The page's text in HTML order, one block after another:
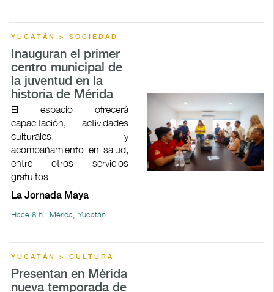
YUCATÁN > SOCIEDAD
Inauguran el primer
centro municipal de
la juventud en la
historia de Mérida
El espacio ofrecerá
capacitación, actividades
culturales, y
acompañamiento en salud,
entre otros servicios
gratuitos
La Jornada Maya
Hace 8 h | Mérida, Yucatán
YUCATÁN > CULTURA
Presentan en Mérida
nueva temporada de